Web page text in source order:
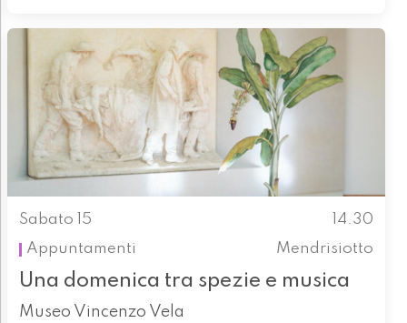
Sabato 15
14.30
Appuntamenti
Mendrisiotto
Una domenica tra spezie e musica
Museo Vincenzo Vela